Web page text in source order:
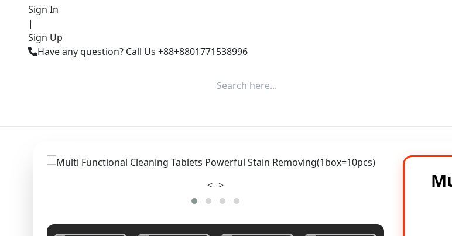
Sign In
|
Sign Up
Have any question? Call Us +88+8801771538996
< >